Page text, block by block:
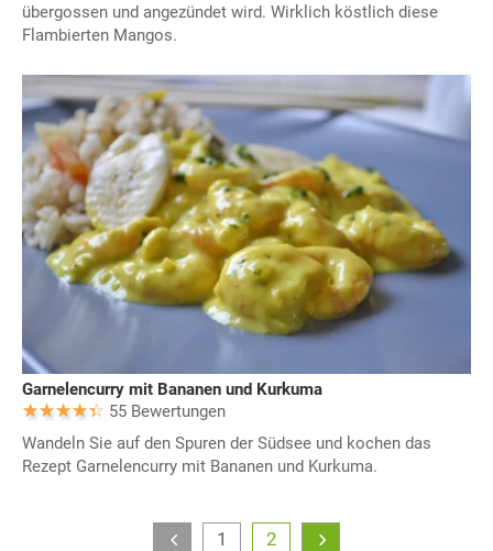
übergossen und angezündet wird. Wirklich köstlich diese
Flambierten Mangos.
Garnelencurry mit Bananen und Kurkuma
55 Bewertungen
Wandeln Sie auf den Spuren der Südsee und kochen das
Rezept Garnelencurry mit Bananen und Kurkuma.
1 2